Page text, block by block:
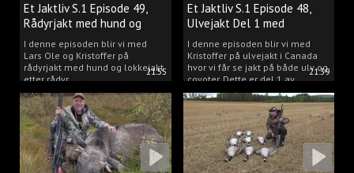
21:55
Et Jaktliv S.1 Episode 49,
Rådyrjakt med hund og
lokkejakt.
I denne episoden blir vi med
Lars Ole og Kristoffer på
rådyrjakt med hund og lokkejakt
etter rådyr.
21:39
Et Jaktliv S.1 Episode 48,
Ulvejakt Del 1 med
Kristoffer Clausen.
I denne episoden blir vi med
Kristoffer på ulvejakt i Canada
hvor vi får se jakt på både ulv og
coyoter. Dette er del 1 av
ulvejakten.